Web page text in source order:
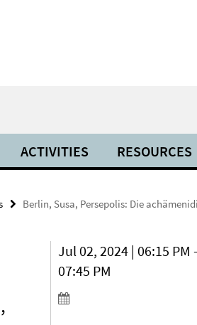
ACTIVITIES RESOURCES
Berlin, Susa, Persepolis: Die
Jul 02, 2024 | 06:15 PM -
07:45 PM